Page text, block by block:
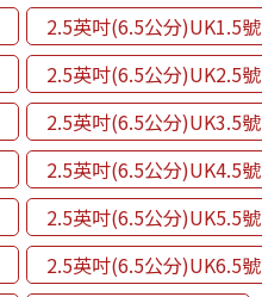
2.5英吋(6.5公分)UK1.5號
2.5英吋(6.5公分)UK2.5號
2.5英吋(6.5公分)UK3.5號
2.5英吋(6.5公分)UK4.5號
2.5英吋(6.5公分)UK5.5號
2.5英吋(6.5公分)UK6.5號